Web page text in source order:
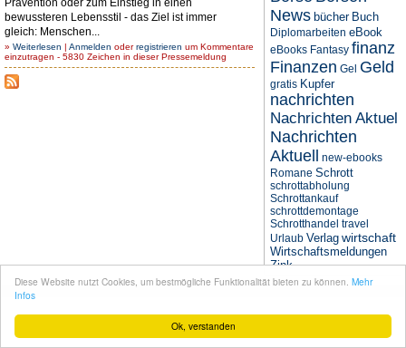
Ok, verstanden
Diese Website nutzt Cookies, um bestmögliche Funktionalität bieten zu können. Mehr
Infos
bewussteren Lebensstil - das Ziel ist immer
gleich: Menschen...
» Weiterlesen | Anmelden oderregistrieren um Kommentare
einzutragen - 5830 Zeichen in dieser Pressemeldung
News bücher Buch
Diplomarbeiten eBook
eBooks Fantasy finanz
Finanzen Gel Geld
gratis Kupfer
nachrichten
Nachrichten Aktuel
Nachrichten
Aktuell
new-ebooks
Romane Schrott
schrottabholung
Schrottankauf
schrottdemontage
Schrotthandel travel
Urlaub Verlag wirtschaft
Wirtschaftsmeldungen
Zink